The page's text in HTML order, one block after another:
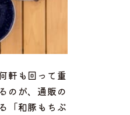
軒も回って重
のが、通販の
「和豚もちぶ